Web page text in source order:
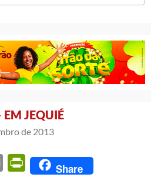
JEQUIÉ
de 2013
Email PrintFriendly
Share